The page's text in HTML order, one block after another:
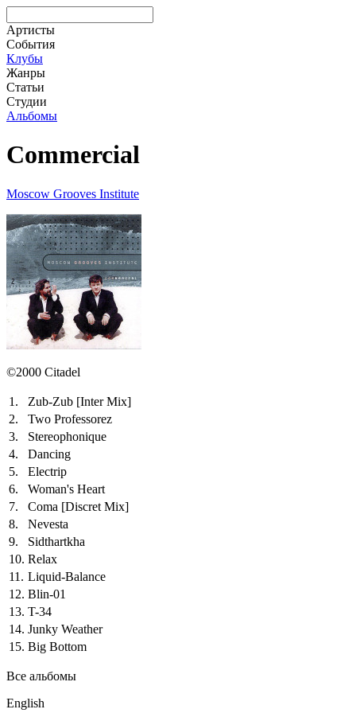
Артисты
События
Клубы
Жанры
Статьи
Студии
Альбомы
Commercial
Moscow Grooves Institute
©2000 Citadel
1. Zub-Zub [Inter Mix]
2.
Two Professorez
3.
Stereophonique
4.
Dancing
5.
Electrip
6.
Woman's Heart
7.
Coma [Discret Mix]
8.
Nevesta
9.
Sidthartkha
10. Relax
11. Liquid-Balance
12. Blin-01
13. T-34
14. Junky Weather
15. Big Bottom
Все альбомы
English